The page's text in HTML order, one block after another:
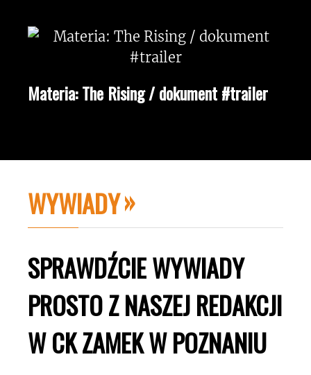
Materia: The Rising / dokument #trailer
WYWIADY
SPRAWDŹCIE WYWIADY
PROSTO Z NASZEJ REDAKCJI
W CK ZAMEK W POZNANIU